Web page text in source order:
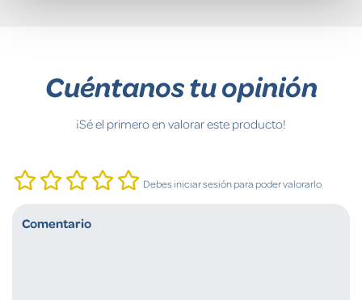
Cuéntanos tu opinión
¡Sé el primero en valorar este producto!
Debes iniciar sesión para poder valorarlo